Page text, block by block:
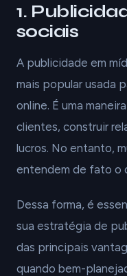
1.
sociais
A publicidade em
mais popular usada
online. É uma
clientes, construir
lucros. No entanto,
entendem de fato o
Dessa forma, é
sua estratégia de
das principais
quando bem-